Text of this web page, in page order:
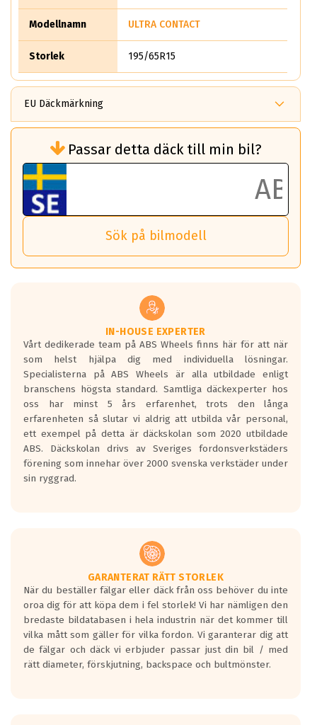
Modellnamn ULTRA CONTACT
Storlek 195/65R15
EU Däckmärkning
bränsleförbrukningen)
Det ska vara en betygsskala från klass A
till G för rullmotstånd.
Ett klass A däck kommer ha 6,5% bättre
bränsleförbrukning än ett klass G däck.
Det betyder att om man kör 10,000 km,
så sparar man 50 liter bränsle med ett
vilken körstil du använder.
Våtgrepp egenskaper:
Betygsskalan är satt A till F. Där A påvisar
den kortaste bromssträckan och F är den
längsta.
Inga D eller G betyg delas ut för
personbilar och lätta lastbilar.
Betyget sätts efter ett test där däcken
skall bromsa in på en väg där det ligger
0.5-1.5 mm vatten.
I 80km/h kommer skillnaden på
Vid körning i över 50km/h brukar
rullmotståndets ljud överträffa
motorljudet.
På däckmärkningen kommer det finnas
en symbol av ett däck med vågar. Hög
bullernivå markeras med svarta vågor
medans de vita vågorna påvisar om det är
ett tyst däck.
Passar detta däck till min bil?
Sök på bilmodell
IN-HOUSE EXPERTER
Vårt dedikerade team på ABS Wheels finns här för att när
som helst hjälpa dig med individuella lösningar.
Specialisterna på ABS Wheels är alla utbildade enligt
branschens högsta standard. Samtliga däckexperter hos
oss har minst 5 års erfarenhet, trots den långa
erfarenheten så slutar vi aldrig att utbilda vår personal,
ett exempel på detta är däckskolan som 2020 utbildade
ABS. Däckskolan drivs av Sveriges fordonsverkstäders
förening som innehar över 2000 svenska verkstäder under
sin ryggrad.
GARANTERAT RÄTT STORLEK
När du beställer fälgar eller däck från oss behöver du inte
oroa dig för att köpa dem i fel storlek! Vi har nämligen den
bredaste bildatabasen i hela industrin när det kommer till
vilka mått som gäller för vilka fordon. Vi garanterar dig att
de fälgar och däck vi erbjuder passar just din bil / med
rätt diameter, förskjutning, backspace och bultmönster.